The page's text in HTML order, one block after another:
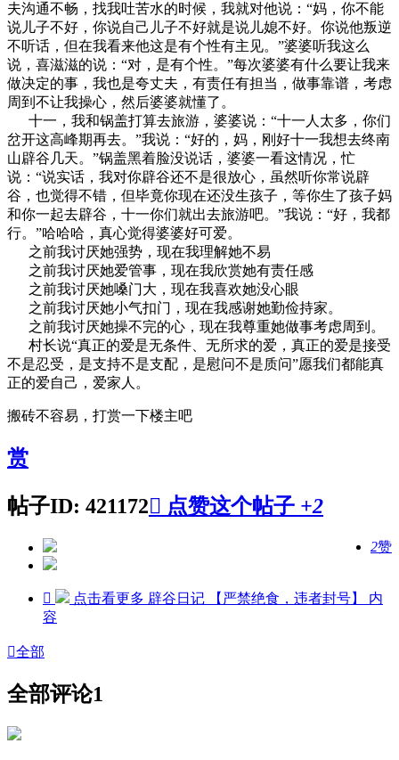
夫沟通不畅，找我吐苦水的时候，我就对他说：“妈，你不能
说儿子不好，你说自己儿子不好就是说儿媳不好。你说他叛逆
不听话，但在我看来他这是有个性有主见。”婆婆听我这么
说，喜滋滋的说：“对，是有个性。”每次婆婆有什么要让我来
做决定的事，我也是夸丈夫，有责任有担当，做事靠谱，考虑
周到不让我操心，然后婆婆就懂了。
十一，我和锅盖打算去旅游，婆婆说：“十一人太多，你们
岔开这高峰期再去。”我说：“好的，妈，刚好十一我想去终南
山辟谷几天。”锅盖黑着脸没说话，婆婆一看这情况，忙
说：“说实话，我对你辟谷还不是很放心，虽然听你常说辟
谷，也觉得不错，但毕竟你现在还没生孩子，等你生了孩子妈
和你一起去辟谷，十一你们就出去旅游吧。”我说：“好，我都
行。”哈哈哈，真心觉得婆婆好可爱。
之前我讨厌她强势，现在我理解她不易
之前我讨厌她爱管事，现在我欣赏她有责任感
之前我讨厌她嗓门大，现在我喜欢她没心眼
之前我讨厌她小气扣门，现在我感谢她勤俭持家。
之前我讨厌她操不完的心，现在我尊重她做事考虑周到。
村长说“真正的爱是无条件、无所求的爱，真正的爱是接受
不是忍受，是支持不是支配，是慰问不是质问”愿我们都能真
正的爱自己，爱家人。
搬砖不容易，打赏一下楼主吧
赏
帖子ID: 421172 点赞这个帖子 +2
2赞
 点击看更多 辟谷日记 【严禁绝食，违者封号】
内
容
全部
全部评论1